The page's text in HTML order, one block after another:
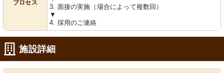
プロセス
3. 面接の実施（場合によって複数回）
▼
4. 採用のご連絡
施設詳細